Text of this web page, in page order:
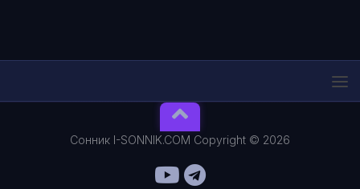
Сонник I-SONNIK.COM Copyright © 2026